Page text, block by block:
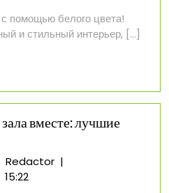
кухни
с
помощью белого цвета!
и стильный интерьер, [...]
вместе: лучшие
RedactorФото
|
15:22